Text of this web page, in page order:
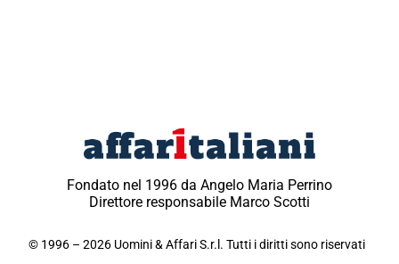
Fondato nel 1996 da Angelo Maria Perrino
Direttore responsabile Marco Scotti
© 1996 – 2026 Uomini & Affari S.r.l. Tutti i diritti sono riservati